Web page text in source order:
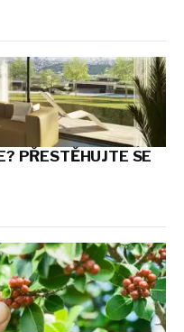
PŘESTĚHUJTE SE